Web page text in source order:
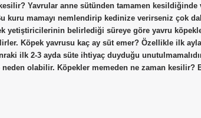
Yavrular anne sütünden tamamen kesildiğinde
kuru mamayı nemlendirip kedinize verirseniz çok
yetiştiricilerinin belirlediği süreye göre yavru
Köpek yavrusu kaç ay süt emer? Özellikle ilk
ilk 2-3 ayda süte ihtiyaç duyduğu
olabilir. Köpekler memeden ne zaman kesilir?